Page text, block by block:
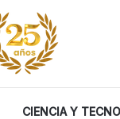
CIENCIA Y